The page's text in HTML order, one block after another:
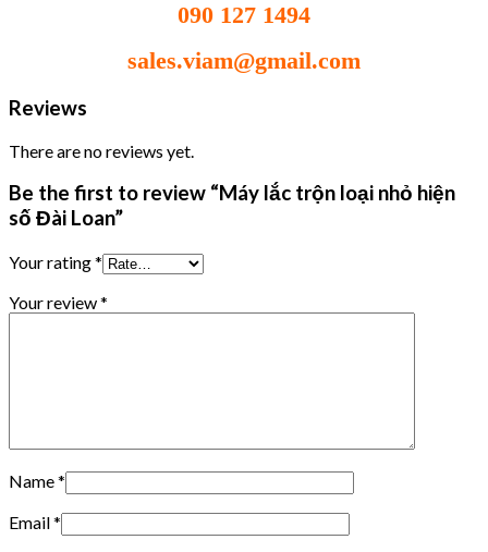
090 127 1494
sales.viam@gmail.com
Reviews
There are no reviews yet.
Be the first to review “Máy lắc trộn loại nhỏ hiện
số Đài Loan”
Your rating*
Your review*
Name*
Email*